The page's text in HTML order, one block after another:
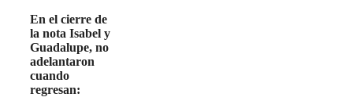
En el cierre de
la nota Isabel y
Guadalupe, no
adelantaron
cuando
regresan: